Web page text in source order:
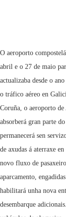
O aeroporto
abril e o 27 de maio
actualizaba desde o
o tráfico aéreo en
Coruña, o aeroporto
absorberá gran parte
permanecerá sen
de axudas á aterraxe
novo fluxo de
aparcamento,
habilitará unha nova
desembarque